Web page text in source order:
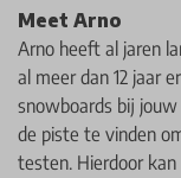
Meet Arno
Arno heeft al jaren
al meer dan 12 jaar
snowboards bij
de piste te vinden
testen. Hierdoor